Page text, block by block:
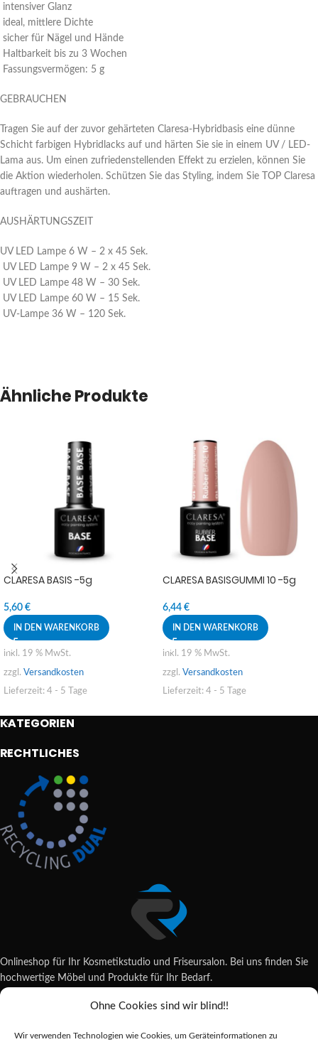
Ohne Cookies sind wir blind!!
Wir verwenden Technologien wie Cookies, um Geräteinformationen zu
intensiver Glanz
ideal, mittlere Dichte
sicher für Nägel und Hände
Haltbarkeit bis zu 3 Wochen
Fassungsvermögen: 5 g
GEBRAUCHEN
Tragen Sie auf der zuvor gehärteten Claresa-Hybridbasis eine dünne
Schicht farbigen Hybridlacks auf und härten Sie sie in einem UV / LED-
Lama aus. Um einen zufriedenstellenden Effekt zu erzielen, können Sie
die Aktion wiederholen. Schützen Sie das Styling, indem Sie TOP Claresa
auftragen und aushärten.
AUSHÄRTUNGSZEIT
UV LED Lampe 6 W – 2 x 45 Sek.
UV LED Lampe 9 W – 2 x 45 Sek.
UV LED Lampe 48 W – 30 Sek.
UV LED Lampe 60 W – 15 Sek.
UV-Lampe 36 W – 120 Sek.
Ähnliche Produkte
CLARESA BASIS -5g
5,60 €
IN DEN WARENKORB
inkl. 19 % MwSt.
zzgl. Versandkosten
Lieferzeit: 4 - 5 Tage
CLARESA BASISGUMMI 10 -5g
6,44 €
IN DEN WARENKORB
inkl. 19 % MwSt.
zzgl. Versandkosten
Lieferzeit: 4 - 5 Tage
KATEGORIEN
RECHTLICHES
Onlineshop für Ihr Kosmetikstudio und Friseursalon. Bei uns finden Sie
hochwertige Möbel und Produkte für Ihr Bedarf.
Wildsachsener Str. 6, 65207 Wiesbaden
shop@reda-shop.de